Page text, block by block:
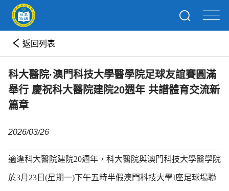
返回列表
科大醫院·澳門科技大學醫學院足球友誼賽圓滿
舉行 慶祝科大醫院建院20週年 共譜體育交流新
篇章
2026/03/26
適逢科大醫院建院20週年，科大醫院與澳門科技大學醫學院
於3月23日(星期一)下午五時半假澳門科技大學I座足球場聯